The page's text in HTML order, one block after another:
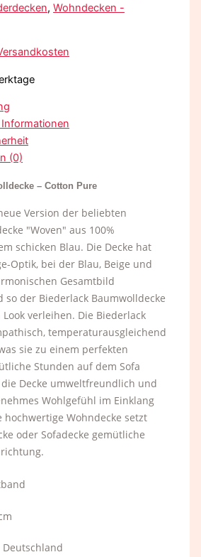
,Wohndecken -
(0)
– Cotton Pure
Version der beliebten
"Woven" aus 100%
schicken Blau. Die Decke hat
Optik, bei der Blau, Beige und
Gesamtbild
so der Biederlack Baumwolldecke
verleihen. Die Biederlack
temperaturausgleichend
sie zu einem perfekten
Stunden auf dem Sofa
Decke umweltfreundlich und
Wohlgefühl im Einklang
hochwertige Wohndecke setzt
oder Sofadecke gemütliche